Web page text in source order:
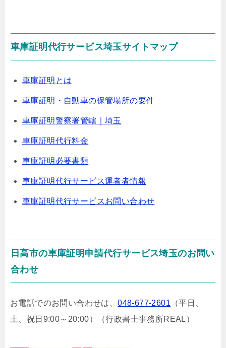
車庫証明代行サービス埼玉サイトマップ
車庫証明とは
車庫証明・自動車の保管場所の要件
車庫証明警察署管轄｜埼玉
車庫証明代行料金
車庫証明必要書類
車庫証明代行サービス運者者情報
車庫証明代行サービスお問い合わせ
日高市の車庫証明申請代行サービス埼玉のお問い
合わせ
お電話でのお問い合わせは、048-677-2601 （平日、
土、祝日9:00～20:00）
（行政書士事務所REAL）